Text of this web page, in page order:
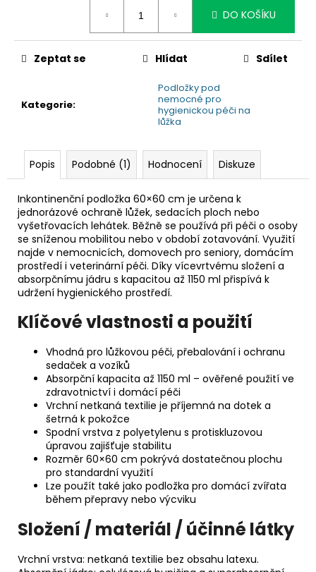
DO KOŠÍKU
Kategorie:
Podložky pod
nemocné pro
hygienickou péči na
lůžka
Zeptat se Hlídat Sdílet
Popis Podobné (1) Hodnocení Diskuze
Inkontinenční podložka 60×60 cm je určena k
jednorázové ochraně lůžek, sedacích ploch nebo
vyšetřovacích lehátek. Běžně se používá při péči o osoby
se sníženou mobilitou nebo v období zotavování. Využití
najde v nemocnicích, domovech pro seniory, domácím
prostředí i veterinární péči. Díky vícevrtvému složení a
absorpčnímu jádru s kapacitou až 1150 ml přispívá k
udržení hygienického prostředí.
Klíčové vlastnosti a použití
Vhodná pro lůžkovou péči, přebalování i ochranu
sedaček a vozíků
Absorpční kapacita až 1150 ml – ověřené použití ve
zdravotnictví i domácí péči
Vrchní netkaná textilie je příjemná na dotek a
šetrná k pokožce
Spodní vrstva z polyetylenu s protiskluzovou
úpravou zajišťuje stabilitu
Rozměr 60×60 cm pokrývá dostatečnou plochu
pro standardní využití
Lze použít také jako podložka pro domácí zvířata
během přepravy nebo výcviku
Složení / materiál / účinné látky
Vrchní vrstva: netkaná textilie bez obsahu latexu.